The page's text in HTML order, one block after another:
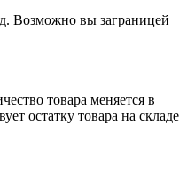
Возможно вы заграницей
товара меняется в
остатку товара на складе